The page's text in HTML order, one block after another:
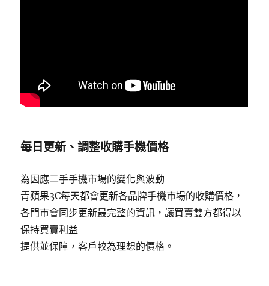
每日更新、調整收購手機價格
為因應二手手機市場的變化與波動
青蘋果3C每天都會更新各品牌手機市場的收購價格，
各門市會同步更新最完整的資訊，讓買賣雙方都得以
保持買賣利益
提供並保障，客戶較為理想的價格。